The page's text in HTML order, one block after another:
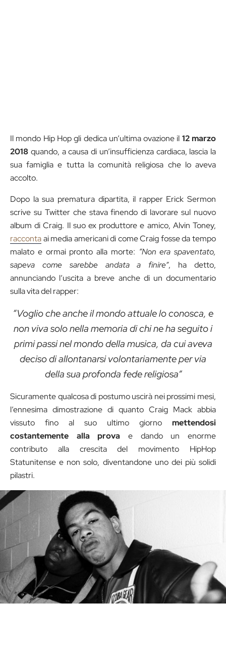
Il mondo Hip Hop gli dedica un’ultima ovazione il 12 marzo
2018 quando, a causa di un’insufficienza cardiaca, lascia la
sua famiglia e tutta la comunità religiosa che lo aveva
accolto.
Dopo la sua prematura dipartita, il rapper Erick Sermon
scrive su Twitter che stava finendo di lavorare sul nuovo
album di Craig. Il suo ex produttore e amico, Alvin Toney,
raccontaai media americani di come Craig fosse da tempo
malato e ormai pronto alla morte: “Non era spaventato,
sapeva come sarebbe andata a finire”, ha detto,
annunciando l’uscita a breve anche di un documentario
sulla vita del rapper:
“Voglio che anche il mondo attuale lo conosca, e
non viva solo nella memoria di chi ne ha seguito i
primi passi nel mondo della musica, da cui aveva
deciso di allontanarsi volontariamente per via
della sua profonda fede religiosa”
Sicuramente qualcosa di postumo uscirà nei prossimi mesi,
l’ennesima dimostrazione di quanto Craig Mack abbia
vissuto fino al suo ultimo giorno mettendosi
costantemente alla prova e dando un enorme
contributo alla crescita del movimento HipHop
Statunitense e non solo, diventandone uno dei più solidi
pilastri.